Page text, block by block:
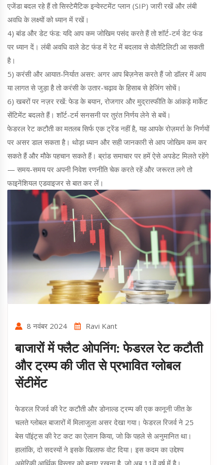
एजेंडा बदल रहे हैं तो सिस्टेमैटिक इन्वेस्टमेंट प्लान (SIP) जारी रखें और लंबी
अवधि के लक्ष्यों को ध्यान में रखें।
4) बांड और डेट फंड: यदि आप कम जोखिम पसंद करते हैं तो शॉर्ट-टर्म डेट फंड
पर ध्यान दें। लंबी अवधि वाले डेट फंड में रेट में बदलाव से वोलैटिलिटी आ सकती
है।
5) करंसी और आयात-निर्यात असर: अगर आप बिज़नेस करते हैं जो डॉलर में आय
या लागत से जुड़ा है तो करंसी के उतार-चढ़ाव के हिसाब से हेजिंग सोचें।
6) खबरों पर नज़र रखें: फेड के बयान, रोजगार और मुद्रास्फीति के आंकड़े मार्केट
सेंटिमेंट बदलते हैं। शॉर्ट-टर्म सनसनी पर तुरंत निर्णय लेने से बचें।
फेडरल रेट कटौती का मतलब सिर्फ एक ट्रेंड नहीं है, यह आपके रोज़मर्रा के निर्णयों
पर असर डाल सकता है। थोड़ा ध्यान और सही जानकारी से आप जोखिम कम कर
सकते हैं और मौके पहचान सकते हैं। ब्रांड समाचार पर हमें ऐसे अपडेट मिलते रहेंगे
— समय-समय पर अपनी निवेश रणनीति चेक करते रहें और जरूरत लगे तो
फाइनेंशियल एडवाइजर से बात कर लें।
8 नवंबर 2024 Ravi Kant
बाजारों में फ्लैट ओपनिंग: फेडरल रेट कटौती
और ट्रम्प की जीत से प्रभावित ग्लोबल
सेंटीमेंट
फेडरल रिजर्व की रेट कटौती और डोनाल्ड ट्रम्प की एक कानूनी जीत के
चलते ग्लोबल बाजारों में मिलाजुला असर देखा गया। फेडरल रिजर्व ने 25
बेस पॉइंट्स की रेट कट का ऐलान किया, जो कि पहले से अनुमानित था।
हालांकि, दो सदस्यों ने इसके खिलाफ वोट दिया। इस कदम का उद्देश्य
अमेरिकी आर्थिक विस्तार को बनाए रखना है, जो अब 11वें वर्ष में है।